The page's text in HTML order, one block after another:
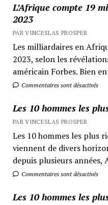
L’Afrique compte 19
2023
PAR VINCESLAS PROSPER
Les milliardaires en
2023, selon les
américain Forbes. Bien
Commentaires sont désactivés
Les 10 hommes les
PAR VINCESLAS PROSPER
Les 10 hommes les plus
viennent de divers
depuis plusieurs années,
Commentaires sont désactivés
Les 10 hommes les